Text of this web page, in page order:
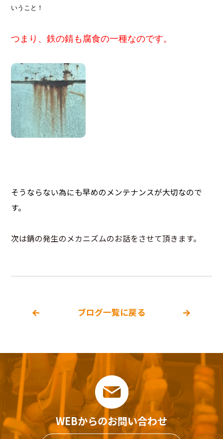
いうこと！
つまり、鉄の錆も腐食の一種なのです。
そうならない為にも早めのメンテナンスが大切なので
す。
次は錆の発生のメカニズムのお話をさせて頂きます。
ブログ一覧に戻る
WEBからのお問い合わせ